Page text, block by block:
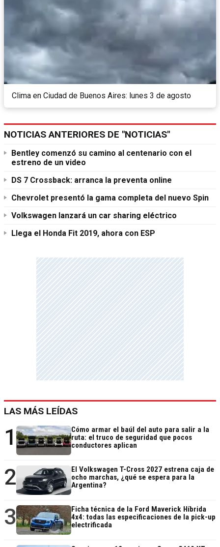
Clima en Ciudad de Buenos Aires: lunes 3 de agosto
NOTICIAS ANTERIORES DE "NOTICIAS"
Bentley comenzó su camino al centenario con el
estreno de un video
DS 7 Crossback: arranca la preventa online
Chevrolet presentó la gama completa del nuevo Spin
Volkswagen lanzará un car sharing eléctrico
Llega el Honda Fit 2019, ahora con ESP
LAS MÁS LEÍDAS
1
Cómo armar el baúl del auto para salir a la
ruta: el truco de seguridad que pocos
conductores aplican
2
El Volkswagen T-Cross 2027 estrena caja de
ocho marchas, ¿qué se espera para la
Argentina?
3
Ficha técnica de la Ford Maverick Híbrida
4x4: todas las especificaciones de la pick-up
electrificada